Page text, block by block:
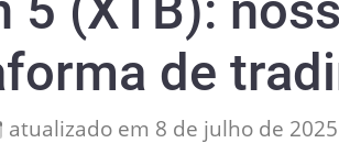
de
atualizado em 8 de julho de 2025